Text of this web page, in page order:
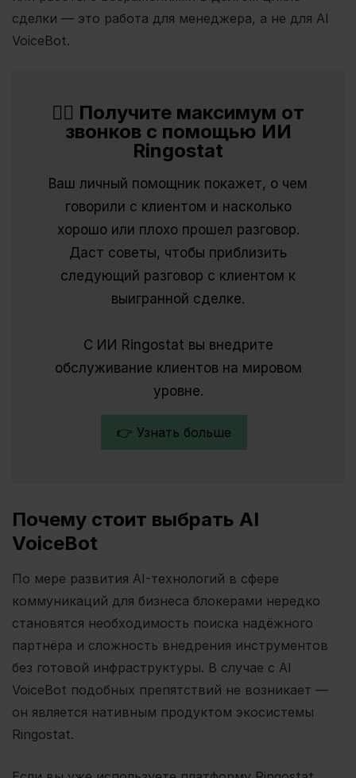
сделки — это работа для менеджера, а не для AI
VoiceBot.
🦸‍♂️ Получите максимум от
звонков с помощью ИИ
Ringostat
Ваш личный помощник покажет, о чем
говорили с клиентом и насколько
хорошо или плохо прошел разговор.
Даст советы, чтобы приблизить
следующий разговор с клиентом к
выигранной сделке.
С ИИ Ringostat вы внедрите
обслуживание клиентов на мировом
уровне.
👉 Узнать больше
Почему стоит выбрать AI
VoiceBot
По мере развития AI-технологий в сфере
коммуникаций для бизнеса блокерами нередко
становятся необходимость поиска надёжного
партнёра и сложность внедрения инструментов
без готовой инфраструктуры. В случае с AI
VoiceBot подобных препятствий не возникает —
он является нативным продуктом экосистемы
Ringostat.